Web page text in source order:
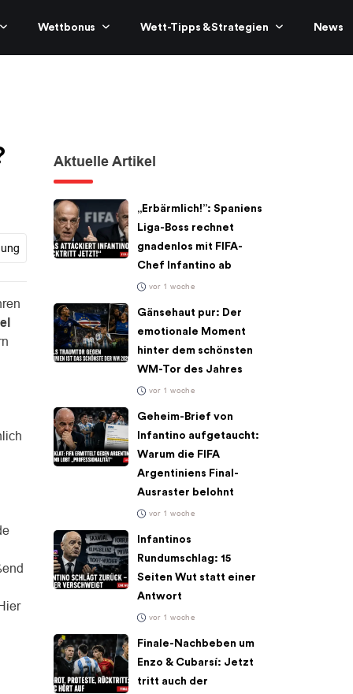
Wettbonus Wett-Tipps & Strategien News
Aktuelle Artikel
„Erbärmlich!”: Spaniens
Liga-Boss rechnet
gnadenlos mit FIFA-
Chef Infantino ab
vor 1 woche
Gänsehaut pur: Der
emotionale Moment
hinter dem schönsten
WM-Tor des Jahres
vor 1 woche
Geheim-Brief von
Infantino aufgetaucht:
Warum die FIFA
Argentiniens Final-
Ausraster belohnt
vor 1 woche
Infantinos
Rundumschlag: 15
Seiten Wut statt einer
Antwort
vor 1 woche
Finale-Nachbeben um
Enzo & Cubarsí: Jetzt
tritt auch der